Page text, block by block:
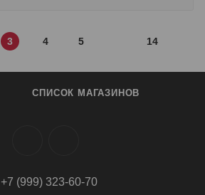
3 4 5 14
СПИСОК МАГАЗИНОВ
+7 (999) 323-60-70